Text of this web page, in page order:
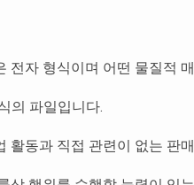
자 형식이며 어떤 물질적
의 파일입니다.
동과 직접 관련이 없는 판